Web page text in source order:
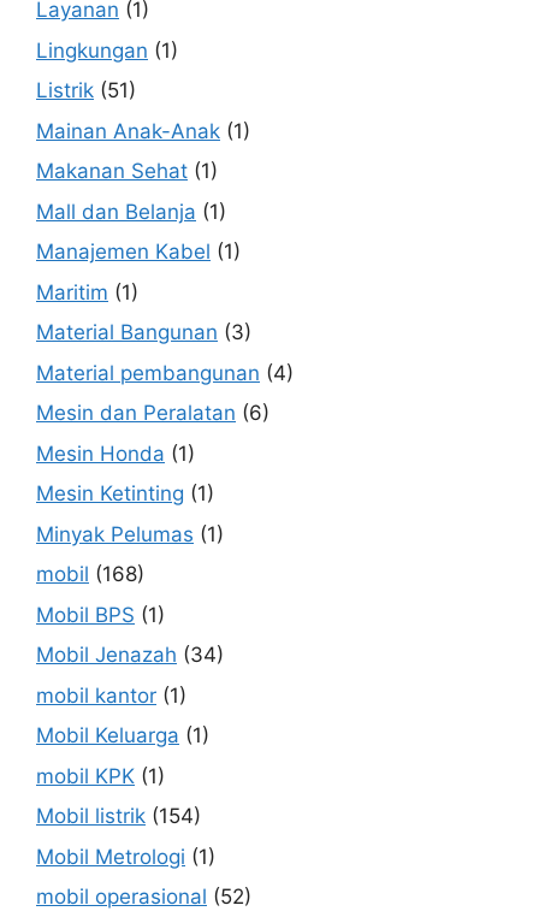
Layanan (1)
Lingkungan (1)
Listrik (51)
Mainan Anak-Anak (1)
Makanan Sehat (1)
Mall dan Belanja (1)
Manajemen Kabel (1)
Maritim (1)
Material Bangunan (3)
Material pembangunan (4)
Mesin dan Peralatan (6)
Mesin Honda (1)
Mesin Ketinting (1)
Minyak Pelumas (1)
mobil (168)
Mobil BPS (1)
Mobil Jenazah (34)
mobil kantor (1)
Mobil Keluarga (1)
mobil KPK (1)
Mobil listrik (154)
Mobil Metrologi (1)
mobil operasional (52)